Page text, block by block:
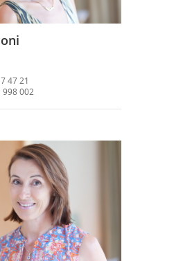
47 21
998 002